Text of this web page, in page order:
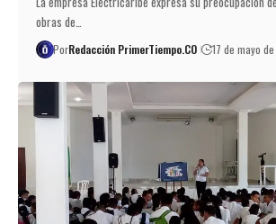
obras de…
PorRedacción PrimerTiempo.CO 17 de mayo